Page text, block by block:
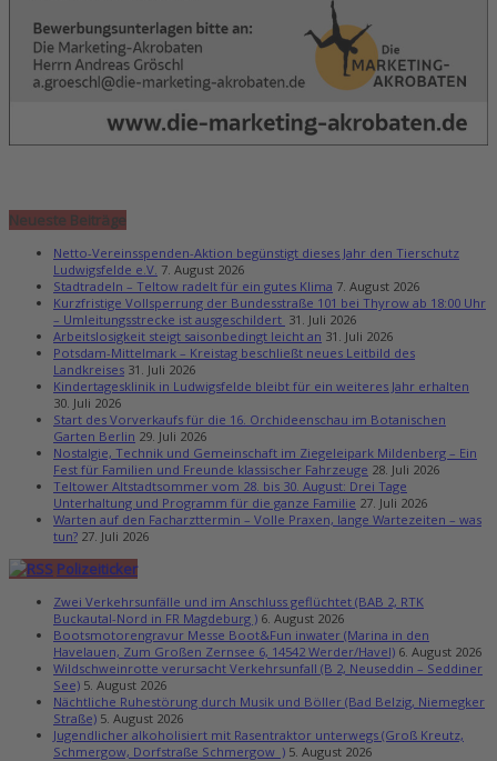
Neueste Beiträge
Netto-Vereinsspenden-Aktion begünstigt dieses Jahr den Tierschutz
Ludwigsfelde e.V. 7. August 2026
Stadtradeln – Teltow radelt für ein gutes Klima 7. August 2026
Kurzfristige Vollsperrung der Bundesstraße 101 bei Thyrow ab 18:00 Uhr
– Umleitungsstrecke ist ausgeschildert 31. Juli 2026
Arbeitslosigkeit steigt saisonbedingt leicht an 31. Juli 2026
Potsdam-Mittelmark – Kreistag beschließt neues Leitbild des
Landkreises 31. Juli 2026
Kindertagesklinik in Ludwigsfelde bleibt für ein weiteres Jahr erhalten
30. Juli 2026
Start des Vorverkaufs für die 16. Orchideenschau im Botanischen
Garten Berlin 29. Juli 2026
Nostalgie, Technik und Gemeinschaft im Ziegeleipark Mildenberg – Ein
Fest für Familien und Freunde klassischer Fahrzeuge 28. Juli 2026
Teltower Altstadtsommer vom 28. bis 30. August: Drei Tage
Unterhaltung und Programm für die ganze Familie 27. Juli 2026
Warten auf den Facharzttermin – Volle Praxen, lange Wartezeiten – was
tun? 27. Juli 2026
Polizeiticker
Zwei Verkehrsunfälle und im Anschluss geflüchtet (BAB 2, RTK
Buckautal-Nord in FR Magdeburg ) 6. August 2026
Bootsmotorengravur Messe Boot&Fun inwater (Marina in den
Havelauen, Zum Großen Zernsee 6, 14542 Werder/Havel) 6. August 2026
Wildschweinrotte verursacht Verkehrsunfall (B 2, Neuseddin – Seddiner
See) 5. August 2026
Nächtliche Ruhestörung durch Musik und Böller (Bad Belzig, Niemegker
Straße) 5. August 2026
Jugendlicher alkoholisiert mit Rasentraktor unterwegs (Groß Kreutz,
Schmergow, Dorfstraße Schmergow ) 5. August 2026